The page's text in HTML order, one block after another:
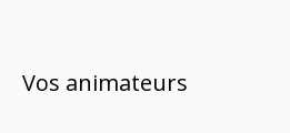
Vos animateurs